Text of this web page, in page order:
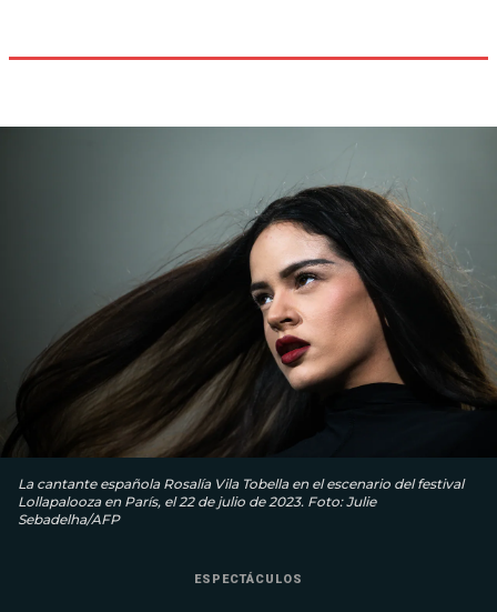
La cantante española Rosalía Vila Tobella en el escenario del festival
Lollapalooza en París, el 22 de julio de 2023. Foto: Julie
Sebadelha/AFP
ESPECTÁCULOS